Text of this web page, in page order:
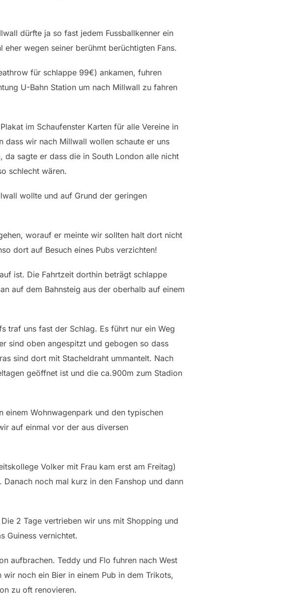
dürfte ja so fast jedem Fussballkenner ein
wegen seiner berühmt berüchtigten Fans.
für schlappe 99€) ankamen, fuhren
U-Bahn Station um nach Millwall zu fahren
im Schaufenster Karten für alle Vereine in
dass wir nach Millwall wollen schaute er uns
da sagte er dass die in South London alle nicht
schlecht wären.
wollte und auf Grund der geringen
worauf er meinte wir sollten halt dort nicht
dort auf Besuch eines Pubs verzichten!
ist. Die Fahrtzeit dorthin beträgt schlappe
auf dem Bahnsteig aus der oberhalb auf einem
traf uns fast der Schlag. Es führt nur ein Weg
sind oben angespitzt und gebogen so dass
sind dort mit Stacheldraht ummantelt. Nach
geöffnet ist und die ca.900m zum Stadion
Wohnwagenpark und den typischen
auf einmal vor der aus diversen
Volker mit Frau kam erst am Freitag)
noch mal kurz in den Fanshop und dann
2 Tage vertrieben wir uns mit Shopping und
Guiness vernichtet.
aufbrachen. Teddy und Flo fuhren nach West
noch ein Bier in einem Pub in dem Trikots,
zu oft renovieren.